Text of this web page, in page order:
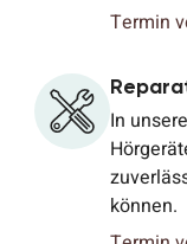
Termin
In
können.